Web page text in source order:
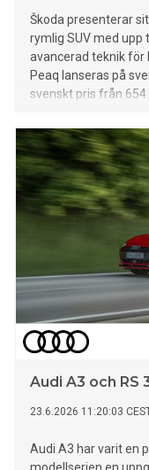
Škoda presenterar
rymlig SUV med upp
avancerad teknik för
Peaq lanseras på
svenskt pris från
Audi A3 och RS
23.6.2026 11:20:03
Audi A3 har varit en